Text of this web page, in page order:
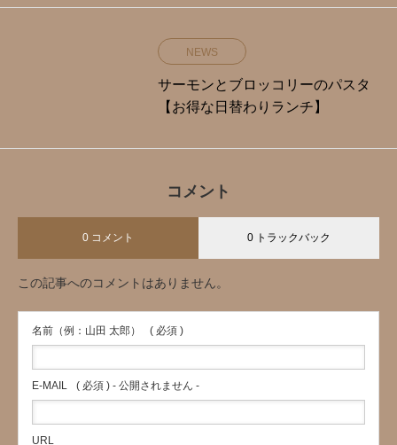
NEWS
サーモンとブロッコリーのパスタ
【お得な日替わりランチ】
コメント
0 コメント 0 トラックバック
この記事へのコメントはありません。
名前（例：山田 太郎） ( 必須 )
E-MAIL ( 必須 ) - 公開されません -
URL